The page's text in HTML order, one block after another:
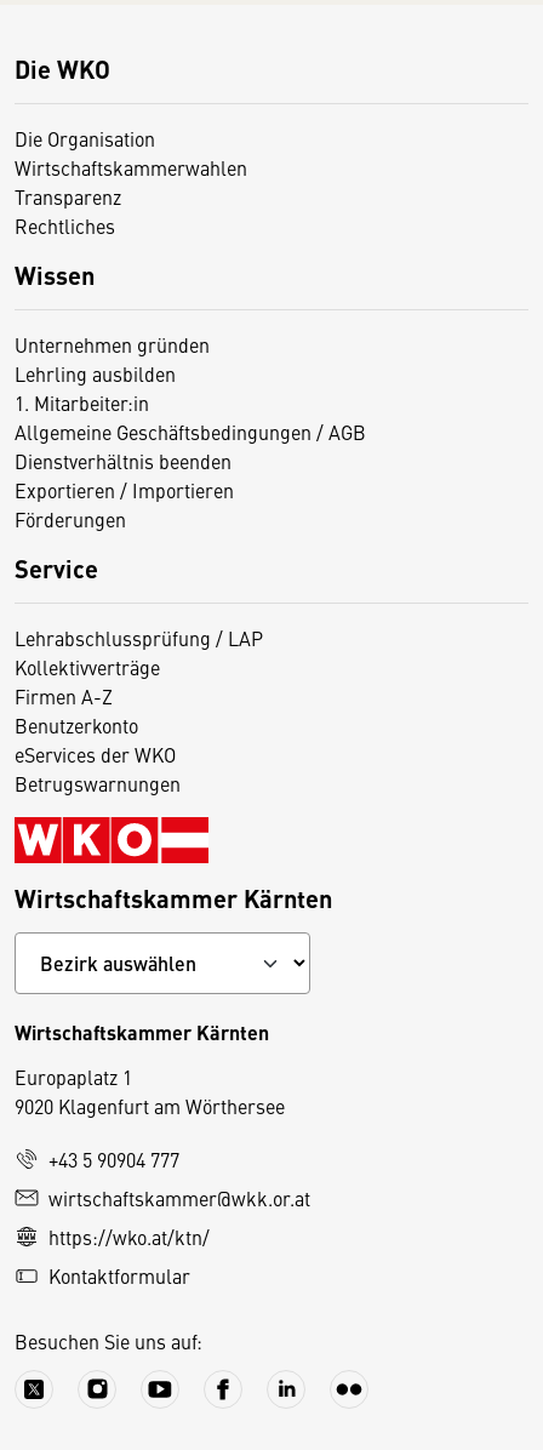
Die WKO
Die Organisation
Wirtschaftskammerwahlen
Transparenz
Rechtliches
Wissen
Unternehmen gründen
Lehrling ausbilden
1. Mitarbeiter:in
Allgemeine Geschäftsbedingungen / AGB
Dienstverhältnis beenden
Exportieren / Importieren
Förderungen
Service
Lehrabschlussprüfung / LAP
Kollektivverträge
Firmen A-Z
Benutzerkonto
eServices der WKO
Betrugswarnungen
Wirtschaftskammer Kärnten
Wirtschaftskammer Kärnten
Europaplatz 1
9020 Klagenfurt am Wörthersee
+43 5 90904 777
wirtschaftskammer@wkk.or.at
https://wko.at/ktn/
Kontaktformular
Besuchen Sie uns auf:
D
e
s
S
e